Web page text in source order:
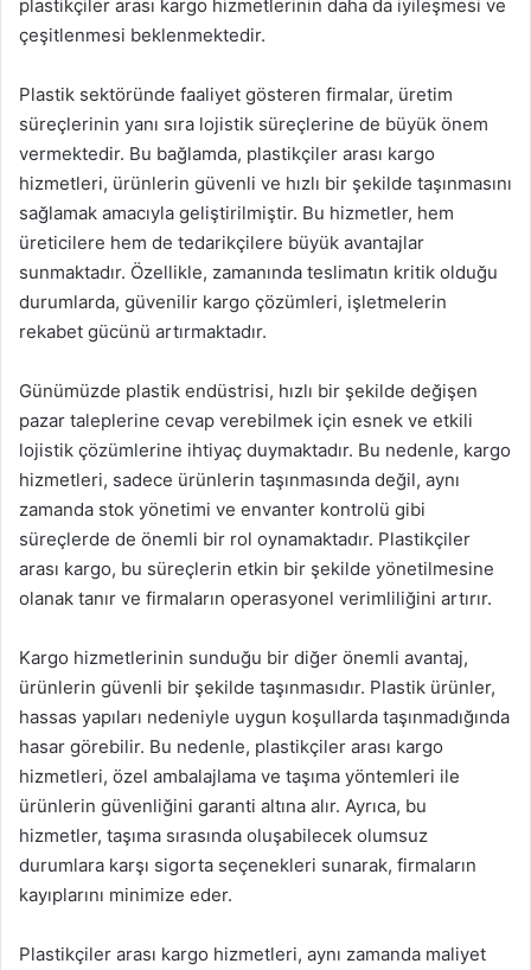
plastikçiler arası kargo hizmetlerinin daha da iyileşmesi ve
çeşitlenmesi beklenmektedir.
Plastik sektöründe faaliyet gösteren firmalar, üretim
süreçlerinin yanı sıra lojistik süreçlerine de büyük önem
vermektedir. Bu bağlamda, plastikçiler arası kargo
hizmetleri, ürünlerin güvenli ve hızlı bir şekilde taşınmasını
sağlamak amacıyla geliştirilmiştir. Bu hizmetler, hem
üreticilere hem de tedarikçilere büyük avantajlar
sunmaktadır. Özellikle, zamanında teslimatın kritik olduğu
durumlarda, güvenilir kargo çözümleri, işletmelerin
rekabet gücünü artırmaktadır.
Günümüzde plastik endüstrisi, hızlı bir şekilde değişen
pazar taleplerine cevap verebilmek için esnek ve etkili
lojistik çözümlerine ihtiyaç duymaktadır. Bu nedenle, kargo
hizmetleri, sadece ürünlerin taşınmasında değil, aynı
zamanda stok yönetimi ve envanter kontrolü gibi
süreçlerde de önemli bir rol oynamaktadır. Plastikçiler
arası kargo, bu süreçlerin etkin bir şekilde yönetilmesine
olanak tanır ve firmaların operasyonel verimliliğini artırır.
Kargo hizmetlerinin sunduğu bir diğer önemli avantaj,
ürünlerin güvenli bir şekilde taşınmasıdır. Plastik ürünler,
hassas yapıları nedeniyle uygun koşullarda taşınmadığında
hasar görebilir. Bu nedenle, plastikçiler arası kargo
hizmetleri, özel ambalajlama ve taşıma yöntemleri ile
ürünlerin güvenliğini garanti altına alır. Ayrıca, bu
hizmetler, taşıma sırasında oluşabilecek olumsuz
durumlara karşı sigorta seçenekleri sunarak, firmaların
kayıplarını minimize eder.
Plastikçiler arası kargo hizmetleri, aynı zamanda maliyet